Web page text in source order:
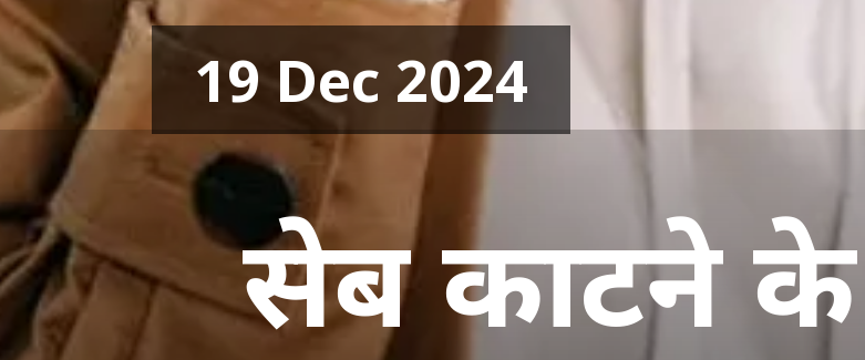
सेब काटने के
19 Dec 2024